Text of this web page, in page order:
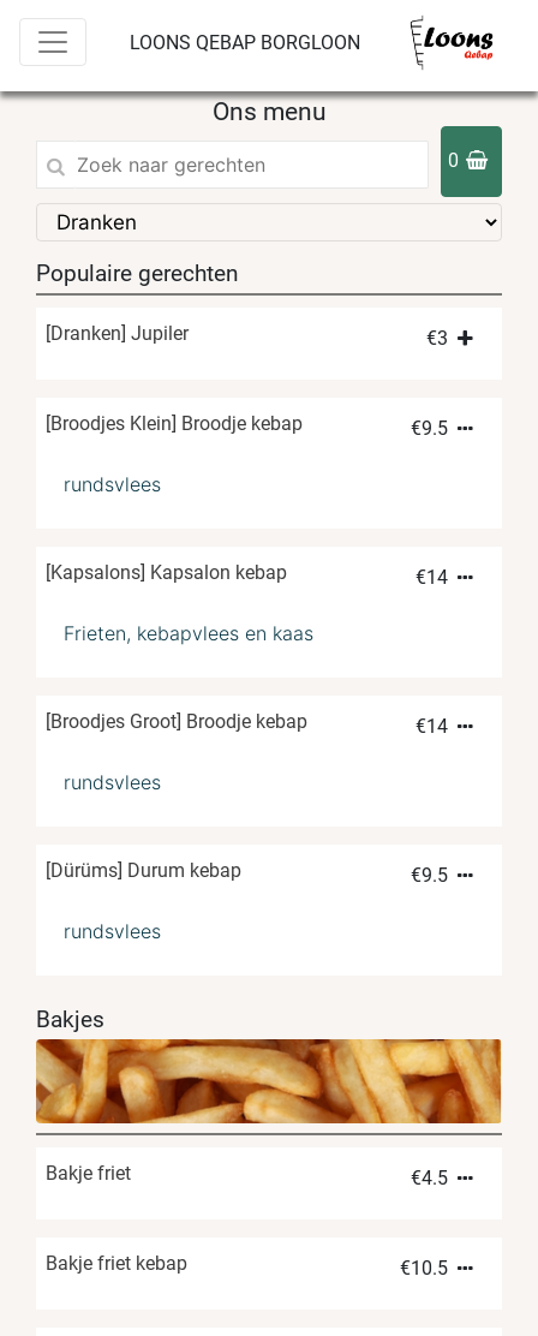
LOONS QEBAP BORGLOON
Ons menu
0
Populaire gerechten
[Dranken] Jupiler €3
[Broodjes Klein] Broodje kebap €9.5
rundsvlees
[Kapsalons] Kapsalon kebap €14
Frieten, kebapvlees en kaas
[Broodjes Groot] Broodje kebap €14
rundsvlees
[Dürüms] Durum kebap €9.5
rundsvlees
Bakjes
Bakje friet €4.5
Bakje friet kebap €10.5